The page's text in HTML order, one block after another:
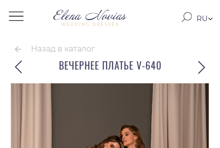
WEDDING DRESSES
RU
Назад в каталог
ВЕЧЕРНЕЕ ПЛАТЬЕ V-640